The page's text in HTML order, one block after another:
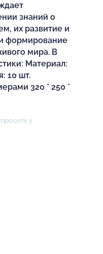
знаний о
их развитие и
формирование
мира. В
Материал:
10 шт.
320 * 250 *
у